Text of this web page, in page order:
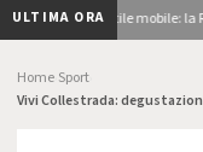
ULTIMA ORA
e pontile mobile: la
Home Sport
Vivi Collestrada: